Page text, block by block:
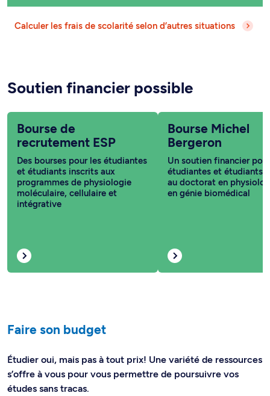
Calculer les frais de scolarité selon d’autres situations
Soutien financier possible
Bourse de
recrutement ESP
Des bourses pour les étudiantes
et étudiants inscrits aux
programmes de physiologie
moléculaire, cellulaire et
intégrative
Bourse Michel
Bergeron
Un soutien financier
étudiantes et étudiants
au doctorat en
en génie biomédical
Faire son budget
Étudier oui, mais pas à tout prix! Une variété de ressources
s’offre à vous pour vous permettre de poursuivre vos
études sans tracas.